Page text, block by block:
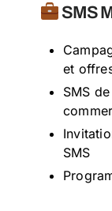
SMS
et
SMS
SMS